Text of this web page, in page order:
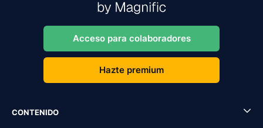
Acceso para colaboradores
Hazte premium
CONTENIDO